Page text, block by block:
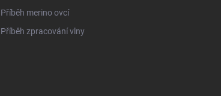
Příběh merino ovcí
Příběh zpracování vlny